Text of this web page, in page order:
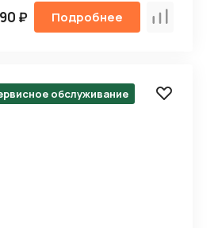
₽ Подробнее Сравнить
обслуживание